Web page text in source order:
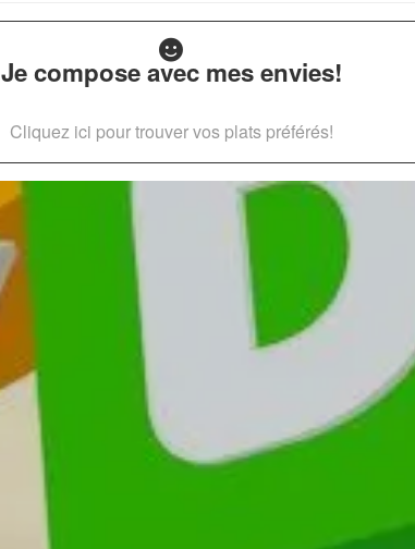
Je compose avec mes envies!
Cliquez ici pour trouver vos plats préférés!